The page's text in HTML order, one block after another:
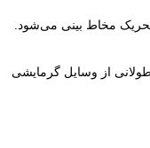
مخاط بینی می‌شود.
از وسایل گرمایشی